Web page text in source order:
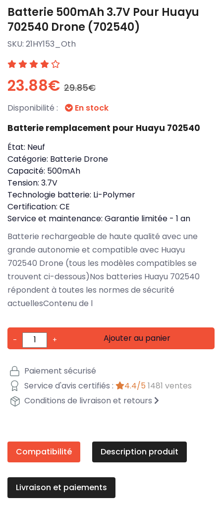
Batterie 500mAh 3.7V Pour Huayu
702540 Drone (702540)
SKU: 21HY153_Oth
23.88€ 29.85€
Disponibilité : En stock
Batterie remplacement pour Huayu 702540
État: Neuf
Catégorie: Batterie Drone
Capacité: 500mAh
Tension: 3.7V
Technologie batterie: Li-Polymer
Certification: CE
Service et maintenance: Garantie limitée - 1 an
Batterie rechargeable de haute qualité avec une
grande autonomie et compatible avec Huayu
702540 Drone (tous les modèles compatibles se
trouvent ci-dessous)Nos batteries Huayu 702540
répondent à toutes les normes de sécurité
actuellesContenu de l
- + Ajouter au panier
Paiement sécurisé
Service d'avis certifiés :
4.4/5 1481 ventes
Conditions de livraison et retours
Compatibilité Description produit
Livraison et paiements